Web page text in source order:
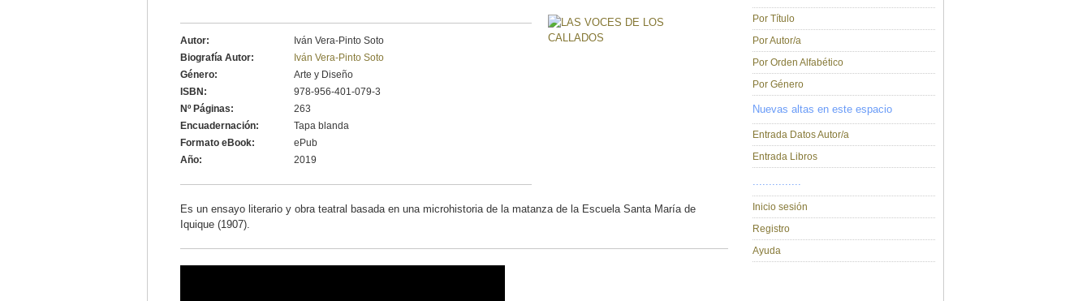
Autor:
Iván Vera-Pinto Soto
Biografía Autor:
Iván Vera-Pinto Soto
Género:
Arte y Diseño
ISBN:
978-956-401-079-3
Nº Páginas:
263
Encuadernación:
Tapa blanda
Formato eBook:
ePub
Año:
2019
Es un ensayo literario y obra teatral basada en una microhistoria de la matanza de la Escuela Santa María de
Iquique (1907).
Por Título
Por Autor/a
Por Orden Alfabético
Por Género
Nuevas altas en este espacio
Entrada Datos Autor/a
Entrada Libros
...............
Inicio sesión
Registro
Ayuda